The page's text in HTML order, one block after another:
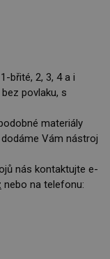
břité, 2, 3, 4 a i
povlaku, s
materiály
Vám nástroj
nás kontaktujte e-
nebo na telefonu: